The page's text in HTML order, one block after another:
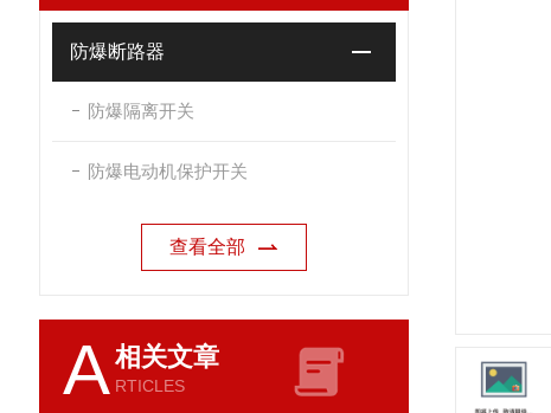
防爆断路器
防爆隔离开关
防爆电动机保护开关
查看全部
A相关文章
RTICLES